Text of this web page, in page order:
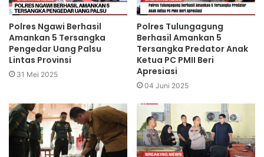
Polres Ngawi Berhasil
Amankan 5 Tersangka
Pengedar Uang Palsu
Lintas Provinsi
31 Mei 2025
Polres Tulungagung
Berhasil Amankan 5
Tersangka Predator Anak
Ketua PC PMII Beri
Apresiasi
04 Juni 2025